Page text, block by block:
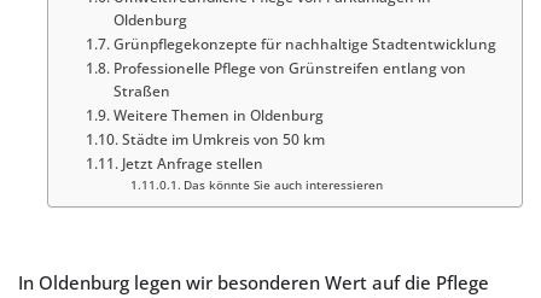
Oldenburg
Grünpflegekonzepte für nachhaltige Stadtentwicklung
Professionelle Pflege von Grünstreifen entlang von
Straßen
Weitere Themen in Oldenburg
Städte im Umkreis von 50 km
Jetzt Anfrage stellen
Das könnte Sie auch interessieren
In Oldenburg legen wir besonderen Wert auf die Pflege